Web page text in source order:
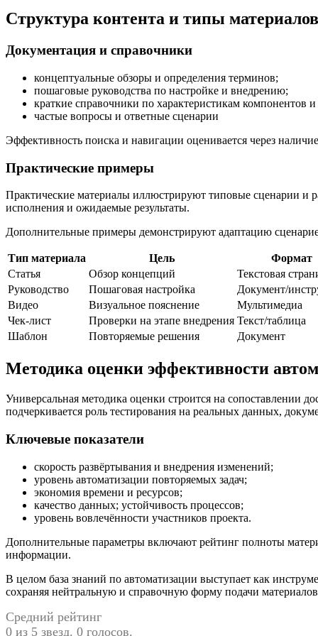
Структура контента и типы материалов
Документация и справочники
концептуальные обзоры и определения терминов;
пошаговые руководства по настройке и внедрению;
краткие справочники по характеристикам компонентов и
частые вопросы и ответные сценарии
Эффективность поиска и навигации оценивается через
Практические примеры
Практические материалы иллюстрируют типовые сценарии и
исполнения и ожидаемые результаты.
Дополнительные примеры демонстрируют адаптацию
Тип материала Цель
Формат
Статья
Обзор концепций
Текстовая
Руководство
Пошаговая настройка
Документ/
Видео
Визуальное пояснение
Мультимедиа
Чек-лист
Проверки на этапе внедрения Текст/таблица
Шаблон
Повторяемые решения Документ
Методика оценки эффективности
Универсальная методика оценки строится на сопоставлении
подчеркивается роль тестирования на реальных данных,
Ключевые показатели
скорость развёртывания и внедрения изменений;
уровень автоматизации повторяемых задач;
экономия времени и ресурсов;
качество данных; устойчивость процессов;
уровень вовлечённости участников проекта.
Дополнительные параметры включают рейтинг полноты
информации.
В целом база знаний по автоматизации выступает как
сохраняя нейтральную и справочную форму подачи
Средний рейтинг
0 из 5 звезд. 0 голосов.